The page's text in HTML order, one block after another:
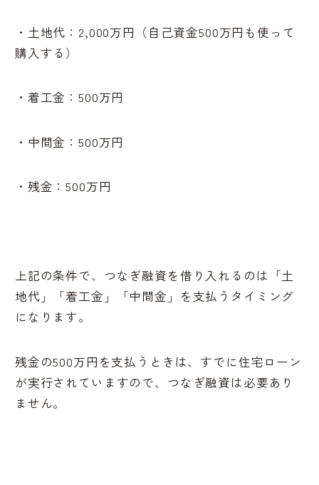
・土地代：2,000万円（自己資金500万円も使って
購入する）
・着工金：500万円
・中間金：500万円
・残金：500万円
上記の条件で、つなぎ融資を借り入れるのは「土
地代」「着工金」「中間金」を支払うタイミング
になります。
残金の500万円を支払うときは、すでに住宅ローン
が実行されていますので、つなぎ融資は必要あり
ません。